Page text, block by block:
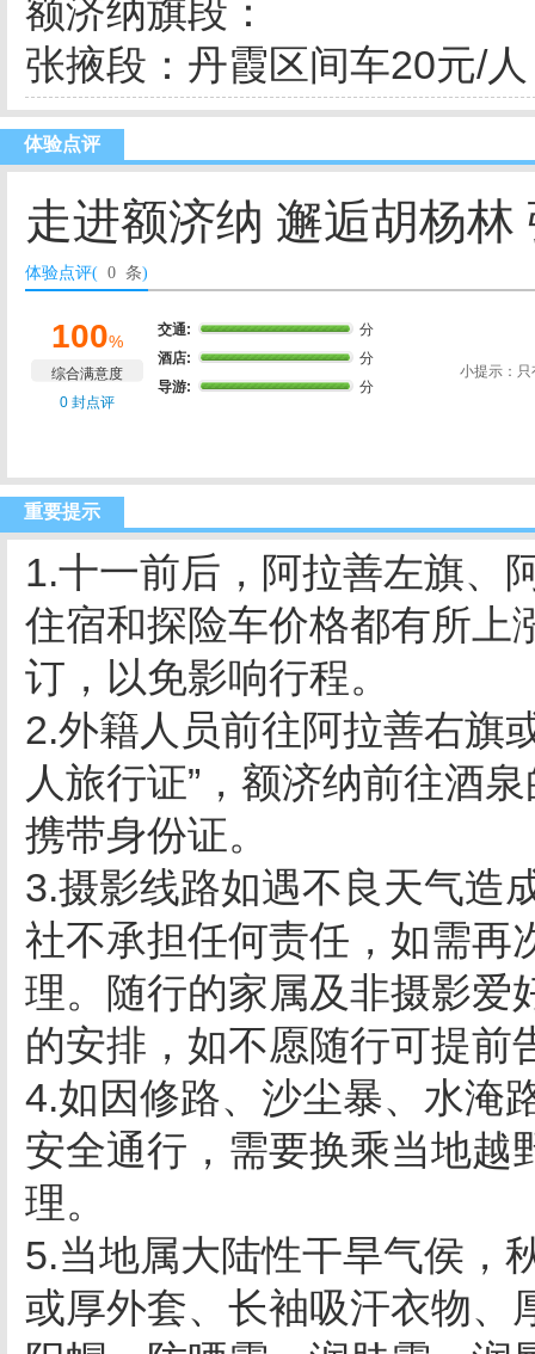
额济纳旗段：
张掖段：丹霞区间车20元/人
体验点评
走进额济纳 邂逅胡杨
体验点评( 0 条)
100%
综合满意度
0 封点评
交通:
分
酒店:
分
导游:
分
小提示：
重要提示
1.十一前后，阿拉善左旗、
住宿和探险车价格都有所上
订，以免影响行程。
2.外籍人员前往阿拉善右旗
人旅行证”，额济纳前往酒
携带身份证。
3.摄影线路如遇不良天气造
社不承担任何责任，如需再
理。随行的家属及非摄影爱
的安排，如不愿随行可提前
4.如因修路、沙尘暴、水淹
安全通行，需要换乘当地越
理。
5.当地属大陆性干旱气侯，
或厚外套、长袖吸汗衣物、